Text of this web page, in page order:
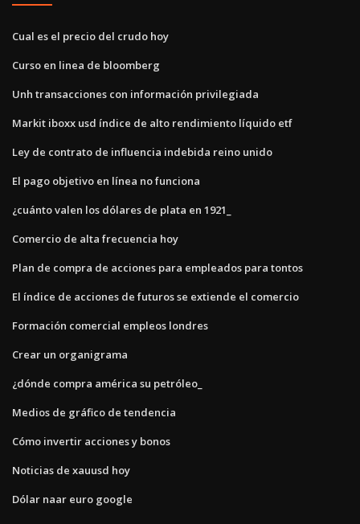
Cual es el precio del crudo hoy
Curso en linea de bloomberg
Unh transacciones con información privilegiada
Markit iboxx usd índice de alto rendimiento líquido etf
Ley de contrato de influencia indebida reino unido
El pago objetivo en línea no funciona
¿cuánto valen los dólares de plata en 1921_
Comercio de alta frecuencia hoy
Plan de compra de acciones para empleados para tontos
El índice de acciones de futuros se extiende el comercio
Formación comercial empleos londres
Crear un organigrama
¿dónde compra américa su petróleo_
Medios de gráfico de tendencia
Cómo invertir acciones y bonos
Noticias de xauusd hoy
Dólar naar euro google